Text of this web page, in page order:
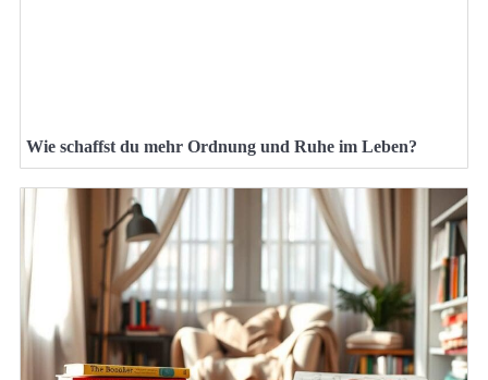
Wie schaffst du mehr Ordnung und Ruhe im Leben?